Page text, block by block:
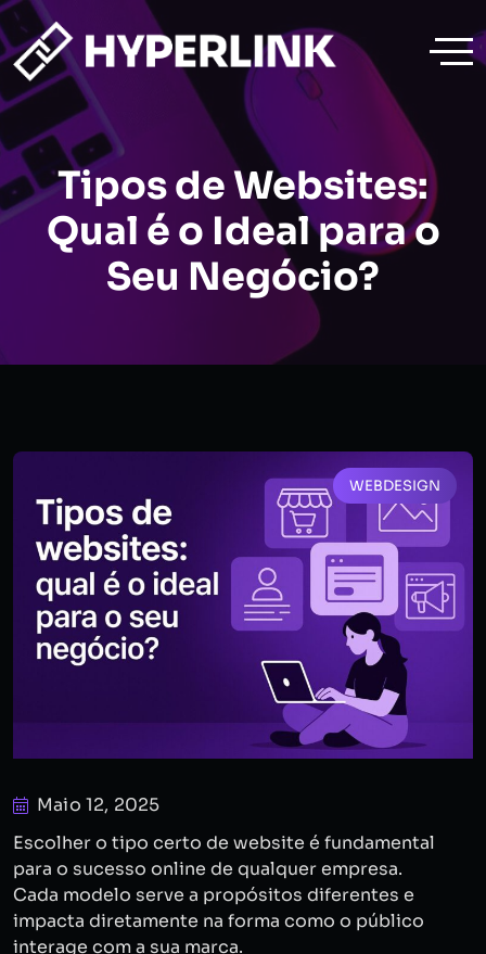
Tipos de Websites:
Qual é o Ideal para o
Seu Negócio?
WEBDESIGN
Maio 12, 2025
Escolher o tipo certo de website é fundamental
para o sucesso online de qualquer empresa.
Cada modelo serve a propósitos diferentes e
impacta diretamente na forma como o público
interage com a sua marca.